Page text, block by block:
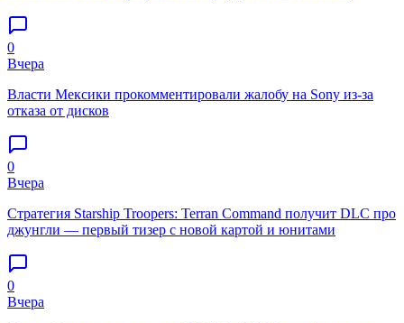
0
Вчера
Власти Мексики прокомментировали жалобу на Sony из-за
отказа от дисков
0
Вчера
Стратегия Starship Troopers: Terran Command получит DLC про
джунгли — первый тизер с новой картой и юнитами
0
Вчера